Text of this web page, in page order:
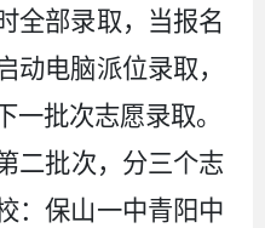
全部录取， 当报名
动电脑派位录取，
一批次志愿录取。
二批次，分三个志
：保山一中青阳中